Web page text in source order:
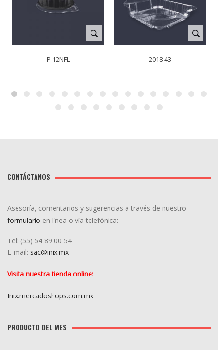
P-12NFL 2018-43
CONTÁCTANOS
Asesoría, comentarios y sugerencias a través de nuestro
formulario en línea o vía telefónica:
Tel: (55) 54 89 00 54
E-mail: sac@inix.mx
Visita nuestra tienda online:
Inix.mercadoshops.com.mx
PRODUCTO DEL MES